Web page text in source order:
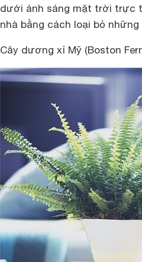
dưới ánh sáng mặt trời trực
nhà bằng cách loại bỏ
Cây dương xỉ Mỹ (Boston